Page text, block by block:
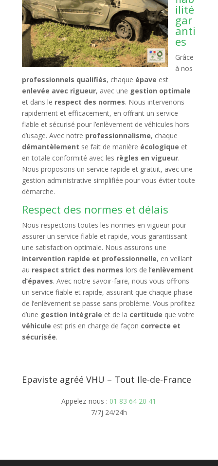
ilité
gar
anti
es
Grâce
à nos
professionnels qualifiés, chaque épave est
enlevée avec rigueur, avec une gestion optimale
et dans le respect des normes. Nous intervenons
rapidement et efficacement, en offrant un service
fiable et sécurisé pour l’enlèvement de véhicules hors
d’usage. Avec notre professionnalisme, chaque
démantèlement se fait de manière écologique et
en totale conformité avec les règles en vigueur.
Nous proposons un service rapide et gratuit, avec une
gestion administrative simplifiée pour vous éviter toute
démarche.
Respect des normes et délais
Nous respectons toutes les normes en vigueur pour
assurer un service fiable et rapide, vous garantissant
une satisfaction optimale. Nous assurons une
intervention rapide et professionnelle, en veillant
au respect strict des normes lors de l’enlèvement
d’épaves. Avec notre savoir-faire, nous vous offrons
un service fiable et rapide, assurant que chaque phase
de l’enlèvement se passe sans problème. Vous profitez
d’une gestion intégrale et de la certitude que votre
véhicule est pris en charge de façon correcte et
sécurisée.
Epaviste agréé VHU – Tout Ile-de-France
Appelez-nous : 01 83 64 20 41
7/7j 24/24h